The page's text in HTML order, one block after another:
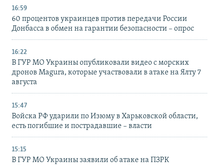
16:59
60 процентов украинцев против передачи России
Донбасса в обмен на гарантии безопасности – опрос
16:22
В ГУР МО Украины опубликовали видео с морских
дронов Magura, которые участвовали в атаке на Ялту 7
августа
15:47
Войска РФ ударили по Изюму в Харьковской области,
есть погибшие и пострадавшие – власти
15:15
В ГУР МО Украины заявили об атаке на ПЗРК